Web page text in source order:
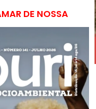
DE NOSSA